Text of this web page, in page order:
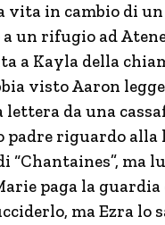
vita in cambio di un
a un rifugio ad
a Kayla della
visto Aaron
lettera da una
padre riguardo alla
“Chantaines”, ma
paga la guardia
ma Ezra lo